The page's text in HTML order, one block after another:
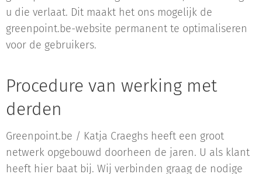
u die verlaat. Dit maakt het ons mogelijk de
greenpoint.be-website permanent te optimaliseren
voor de gebruikers.
Procedure van werking met
derden
Greenpoint.be / Katja Craeghs heeft een groot
netwerk opgebouwd doorheen de jaren. U als klant
heeft hier baat bij. Wij verbinden graag de nodige